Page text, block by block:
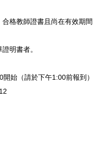
格教師證書且尚在有效期間
明書者。
始（請於下午1:00前報到）